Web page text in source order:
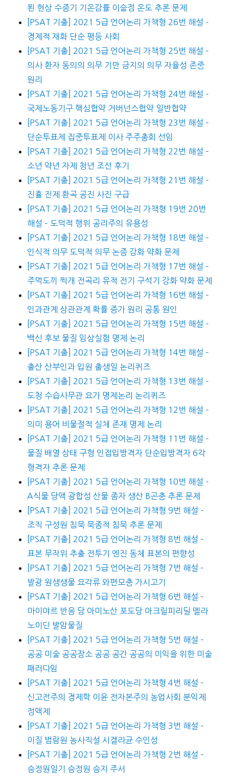
푄 현상 수증기 기온감률 이슬점 온도 추론 문제
[PSAT 기출] 2021 5급 언어논리 가책형 26번 해설 –
경제적 재화 단순 평등 사회
[PSAT 기출] 2021 5급 언어논리 가책형 25번 해설 –
의사 환자 동의의 의무 기만 금지의 의무 자율성 존중
원리
[PSAT 기출] 2021 5급 언어논리 가책형 24번 해설 –
국제노동기구 핵심협약 거버넌스협약 일반협약
[PSAT 기출] 2021 5급 언어논리 가책형 23번 해설 –
단순투표제 집중투표제 이사 주주총회 선임
[PSAT 기출] 2021 5급 언어논리 가책형 22번 해설 –
소년 약년 자제 청년 조선 후기
[PSAT 기출] 2021 5급 언어논리 가책형 21번 해설 –
진휼 진제 환곡 공진 사진 구급
[PSAT 기출] 2021 5급 언어논리 가책형 19번 20번
해설 – 도덕적 행위 공리주의 유용성
[PSAT 기출] 2021 5급 언어논리 가책형 18번 해설 –
인식적 의무 도덕적 의무 논증 강화 약화 문제
[PSAT 기출] 2021 5급 언어논리 가책형 17번 해설 –
주먹도끼 찍개 전곡리 유적 전기 구석기 강화 약화 문제
[PSAT 기출] 2021 5급 언어논리 가책형 16번 해설 –
인과관계 상관관계 확률 증가 원리 공통 원인
[PSAT 기출] 2021 5급 언어논리 가책형 15번 해설 –
백신 후보 물질 임상실험 명제 논리
[PSAT 기출] 2021 5급 언어논리 가책형 14번 해설 –
출산 산부인과 입원 출생일 논리퀴즈
[PSAT 기출] 2021 5급 언어논리 가책형 13번 해설 –
도청 수습사무관 요가 명제논리 논리퀴즈
[PSAT 기출] 2021 5급 언어논리 가책형 12번 해설 –
의미 용어 비물절적 실체 존재 명제 논리
[PSAT 기출] 2021 5급 언어논리 가책형 11번 해설 –
물질 배열 상태 구형 인접입방격자 단순입방격자 6각
형격자 추론 문제
[PSAT 기출] 2021 5급 언어논리 가책형 10번 해설 –
A식물 당액 광합성 산물 종자 생산 B곤충 추론 문제
[PSAT 기출] 2021 5급 언어논리 가책형 9번 해설 –
조직 구성원 침묵 묵종적 침묵 추론 문제
[PSAT 기출] 2021 5급 언어논리 가책형 8번 해설 –
표본 무작위 추출 전투기 엔진 동체 표본의 편향성
[PSAT 기출] 2021 5급 언어논리 가책형 7번 해설 –
발광 원생생물 요각류 와편모충 가시고기
[PSAT 기출] 2021 5급 언어논리 가책형 6번 해설 –
마이야르 반응 당 아미노산 포도당 아크릴피리딜 멜라
노이딘 발암물질
[PSAT 기출] 2021 5급 언어논리 가책형 5번 해설 –
공공 미술 공공장소 공공 공간 공공의 이익을 위한 미술
패러다임
[PSAT 기출] 2021 5급 언어논리 가책형 4번 해설 –
신고전주의 경제학 이윤 전자본주의 농업사회 분익제
정액제
[PSAT 기출] 2021 5급 언어논리 가책형 3번 해설 –
이질 범람원 농사직설 시겔라균 수인성
[PSAT 기출] 2021 5급 언어논리 가책형 2번 해설 –
승정원일기 승정원 승지 주서